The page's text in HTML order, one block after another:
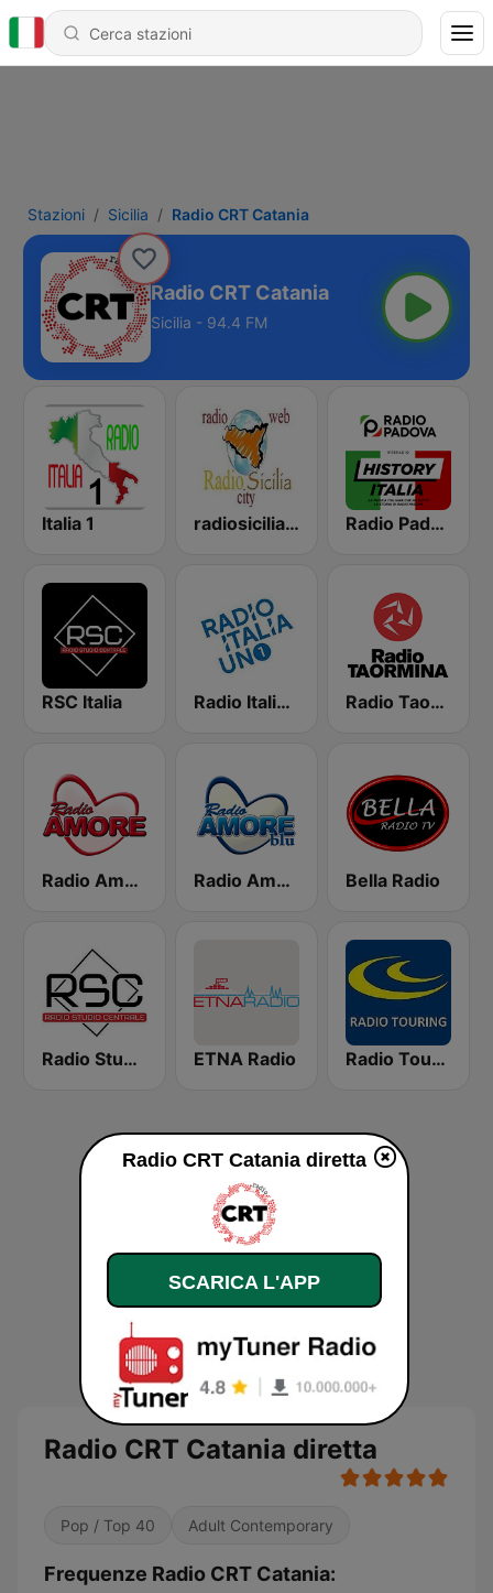
Stazioni Sicilia Radio CRT Catania
Radio CRT Catania
Sicilia - 94.4 FM
Italia 1 radiosicilia city catania Radio Padova History Italia
RSC Italia Radio Italia Uno 1 Radio Taormina
Radio Amore Catania Radio Amore Blu Bella Radio
Radio Studio Centrale ETNA Radio Radio Touring Catania
Radio CRT Catania diretta
Pop / Top 40 Adult Contemporary
Frequenze Radio CRT Catania:
Radio CRT Catania diretta
SCARICA L'APP